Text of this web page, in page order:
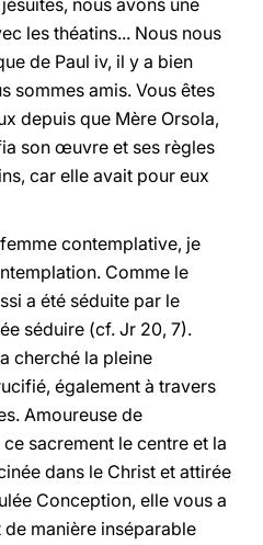
nous avons une
les théatins... Nous nous
de Paul iv, il y a bien
sommes amis. Vous êtes
depuis que Mère Orsola,
son œuvre et ses règles
car elle avait pour eux
contemplative, je
Comme le
a été séduite par le
séduire (cf. Jr 20, 7).
cherché la pleine
également à travers
Amoureuse de
sacrement le centre et la
dans le Christ et attirée
Conception, elle vous a
manière inséparable